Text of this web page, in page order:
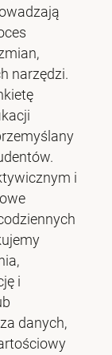
narzędzi.
i
i
danych,